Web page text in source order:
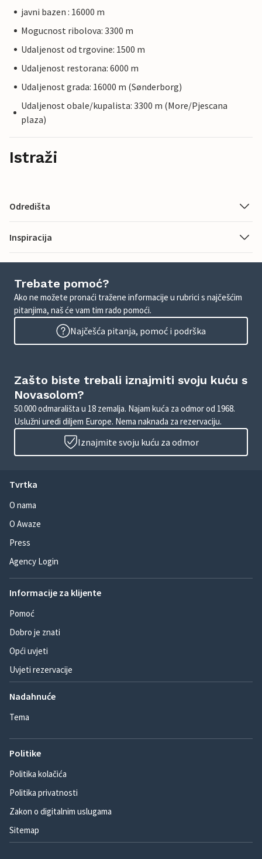
javni bazen : 16000 m
Mogucnost ribolova: 3300 m
Udaljenost od trgovine: 1500 m
Udaljenost restorana: 6000 m
Udaljenost grada: 16000 m (Sønderborg)
Udaljenost obale/kupalista: 3300 m (More/Pjescana
plaza)
Istraži
Odredišta
Inspiracija
Trebate pomoć?
Ako ne možete pronaći tražene informacije u rubrici s najčešćim
pitanjima, naš će vam tim rado pomoći.
Najčešća pitanja, pomoć i podrška
Zašto biste trebali iznajmiti svoju kuću s
Novasolom?
50.000 odmarališta u 18 zemalja. Najam kuća za odmor od 1968.
Uslužni uredi diljem Europe. Nema naknada za rezervaciju.
Iznajmite svoju kuću za odmor
Tvrtka
O nama
O Awaze
Press
Agency Login
Informacije za klijente
Pomoć
Dobro je znati
Opći uvjeti
Uvjeti rezervacije
Nadahnuće
Tema
Politike
Politika kolačića
Politika privatnosti
Zakon o digitalnim uslugama
Sitemap